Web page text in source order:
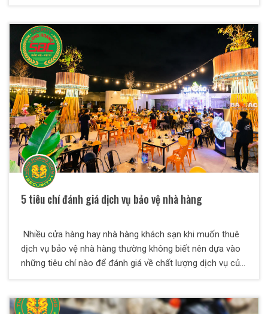
5 tiêu chí đánh giá dịch vụ bảo vệ nhà hàng
Nhiều cửa hàng hay nhà hàng khách sạn khi muốn thuê
dịch vụ bảo vệ nhà hàng thường không biết nên dựa vào
những tiêu chí nào để đánh giá về chất lượng dịch vụ của